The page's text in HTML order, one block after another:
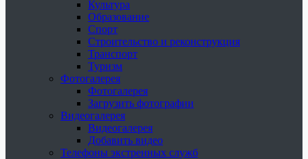
Культура
Образование
Спорт
Строительство и реконструкция
Транспорт
Туризм
Фотогалерея
Фотогалерея
Загрузить фотографии
Видеогалерея
Видеогалерея
Добавить видео
Телефоны экстренных служб